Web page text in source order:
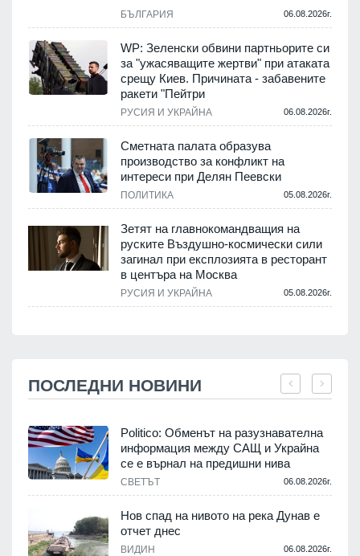
БЪЛГАРИЯ 06.08.2026г.
WP: Зеленски обвини партньорите си
за "ужасяващите жертви" при атаката
срещу Киев. Причината - забавените
ракети "Пейтри
РУСИЯ И УКРАЙНА 06.08.2026г.
Сметната палата образува
производство за конфликт на
интереси при Делян Пеевски
ПОЛИТИКА 05.08.2026г.
Зетят на главнокомандващия на
руските Въздушно-космически сили
загинал при експлозията в ресторант
в центъра на Москва
РУСИЯ И УКРАЙНА 05.08.2026г.
ПОСЛЕДНИ НОВИНИ
Politico: Обменът на разузнавателна
информация между САЩ и Украйна
се е върнал на предишни нива
СВЕТЪТ 06.08.2026г.
Нов спад на нивото на река Дунав е
отчет днес
ВИДИН 06.08.2026г.